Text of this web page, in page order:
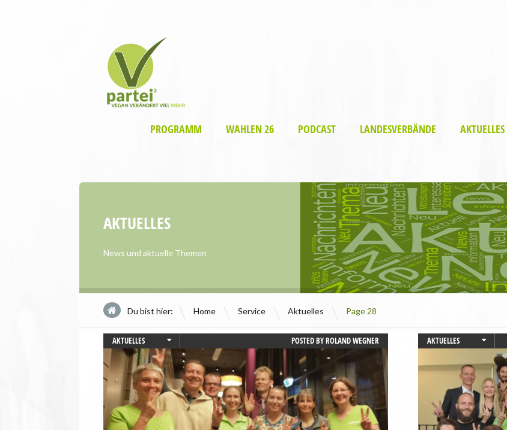
PROGRAMM WAHLEN 26 PODCAST LANDESVERBÄNDE AKTUELLES
AKTUELLES
News und aktuelle Themen
Du bist hier: Home \ Service \ Aktuelles \ Page 28
AKTUELLES
HESSEN
LANDTAGSWAHL
PRESSEMITTEILUNG
POSTED BYROLAND WEGNER
AKTUELLES
HESSEN
LANDTAGSWAHL
PRESSEMITTEILUNG